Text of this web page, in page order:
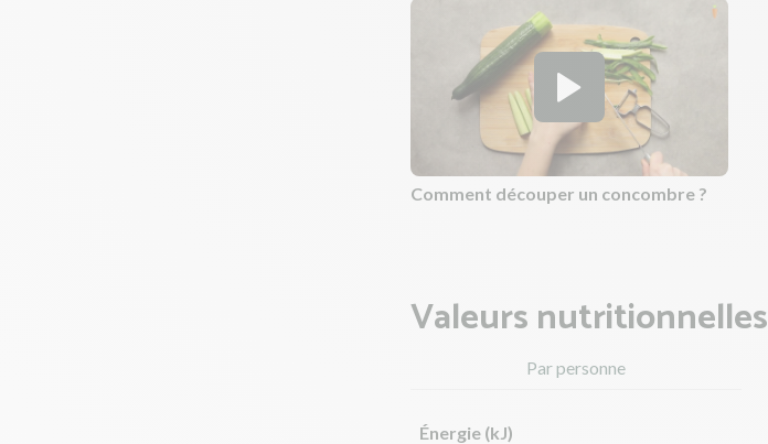
Comment découper un concombre ?
Valeurs nutritionnelles
Par personne
Énergie (kJ)